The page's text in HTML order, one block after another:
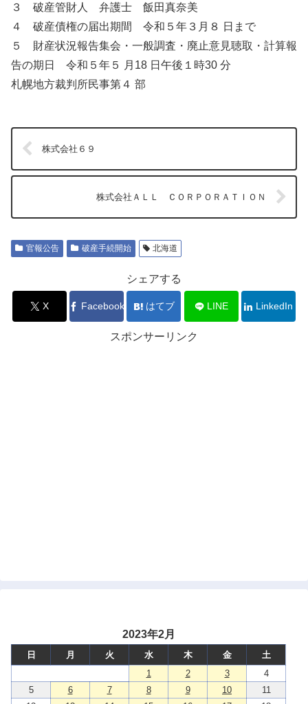
３ 破産管財人 弁護士 飯田真奈美
４ 破産債権の届出期間 令和５年３月８ 日まで
５ 財産状況報告集会・一般調査・廃止意見聴取・計算報
告の期日 令和５年５ 月18 日午後１時30 分
札幌地方裁判所民事第４ 部
株式会社６９
株式会社ＡＬＬ ＣＯＲＰＯＲＡＴＩＯＮ
官報公告 破産手続開始 北海道
シェアする
X Facebook はてブ LINE LinkedIn
スポンサーリンク
2023年2月
日 月 火 水 木 金
土
1
2 3
4
5
6 7 8 9 10
11